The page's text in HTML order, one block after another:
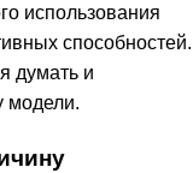
использования
способностей.
думать и
модели.